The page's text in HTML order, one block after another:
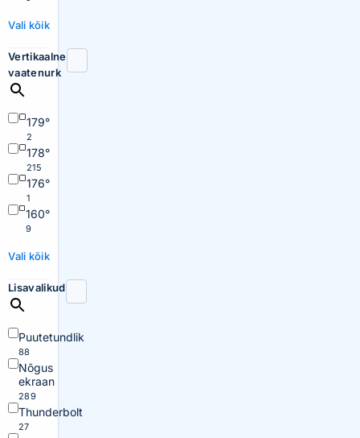
Vali kõik
Vertikaalne
vaatenurk
179°
2
178°
215
176°
1
160°
9
Vali kõik
Lisavalikud
Puutetundlik
88
Nõgus
ekraan
289
Thunderbolt
27